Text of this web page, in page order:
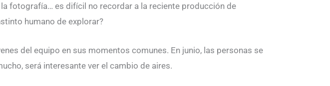
fotografía… es difícil no recordar a la reciente producción de
humano de explorar?
del equipo en sus momentos comunes. En junio, las personas se
será interesante ver el cambio de aires.